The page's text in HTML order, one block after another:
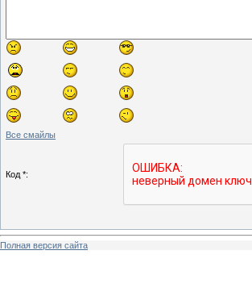
Все смайлы
Код *:
Полная версия сайта